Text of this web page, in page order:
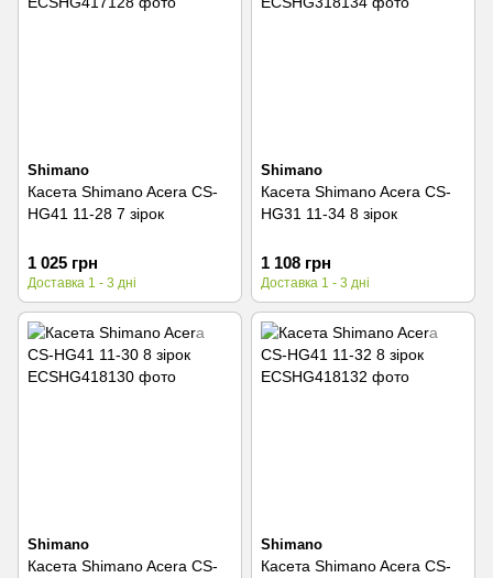
Shimano
Касета Shimano Acera CS-
HG41 11-28 7 зірок
1 025 грн
Доставка 1 - 3 дні
Shimano
Касета Shimano Acera CS-
HG31 11-34 8 зірок
1 108 грн
Доставка 1 - 3 дні
Shimano
Касета Shimano Acera CS-
Shimano
Касета Shimano Acera CS-